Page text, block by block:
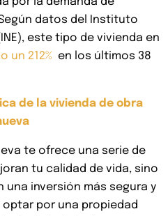
datos del Instituto
este tipo de vivienda en
un 212% en los últimos 38
de la vivienda de obra
te ofrece una serie de
tu calidad de vida, sino
una inversión más segura y
optar por una propiedad